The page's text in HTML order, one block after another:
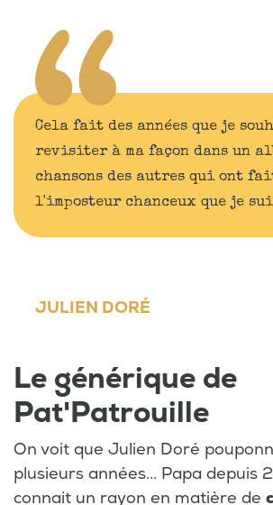
Cela fait des années que je
revisiter à ma façon dans un
chansons des autres qui ont
l'imposteur chanceux que je
JULIEN DORÉ
Le générique de
Pat'Patrouille
On voit que Julien Doré
plusieurs années... Papa depuis
connait un rayon en matière de